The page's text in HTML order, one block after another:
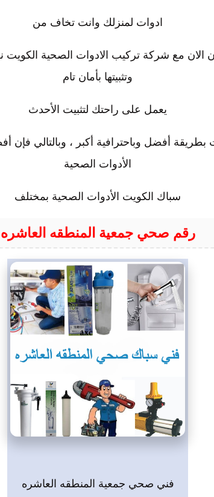
ادوات لمنزلك وانت تخاف من
الان مع شركة تركيب الادوات الصحية الكويت
وتثبيتها بأمان تام
يعمل على راحتك لتثبيت الأحدث
أفضل وباحترافية أكبر ، وبالتالي
الأدوات الصحية
سباك الكويت الأدوات الصحية بمختلف
رقم صحي جمعية المنطقه العاشره
فني صحي جمعية المنطقه العاشره